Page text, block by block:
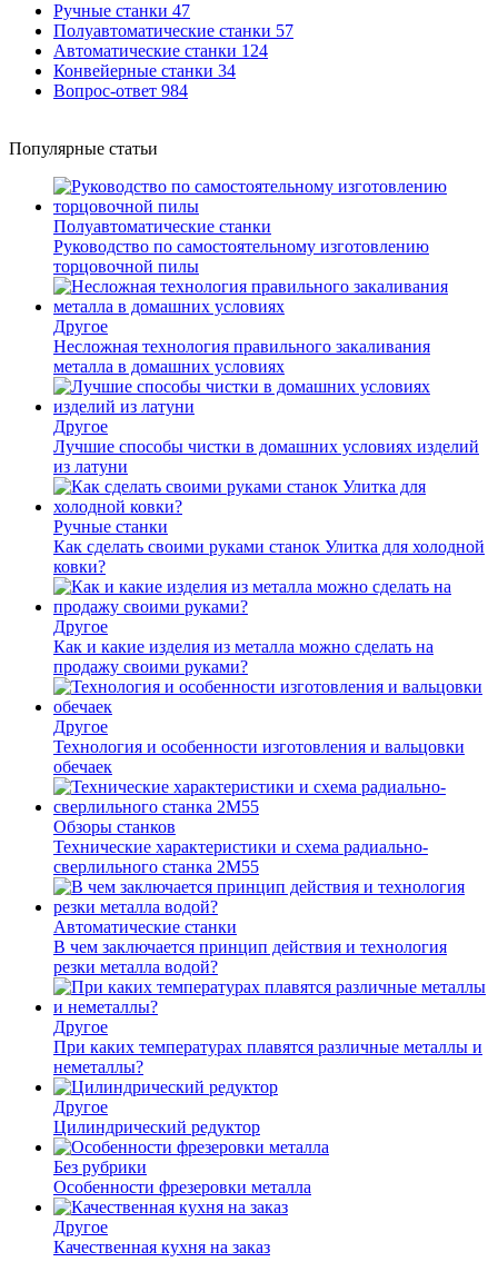
Ручные станки 47
Полуавтоматические станки 57
Автоматические станки 124
Конвейерные станки 34
Вопрос-ответ 984
Популярные статьи
Полуавтоматические станки
Руководство по самостоятельному изготовлению
торцовочной пилы
Другое
Несложная технология правильного закаливания
металла в домашних условиях
Другое
Лучшие способы чистки в домашних условиях изделий
из латуни
Ручные станки
Как сделать своими руками станок Улитка для холодной
ковки?
Другое
Как и какие изделия из металла можно сделать на
продажу своими руками?
Другое
Технология и особенности изготовления и вальцовки
обечаек
Обзоры станков
Технические характеристики и схема радиально-
сверлильного станка 2М55
Автоматические станки
В чем заключается принцип действия и технология
резки металла водой?
Другое
При каких температурах плавятся различные металлы и
неметаллы?
Другое
Цилиндрический редуктор
Без рубрики
Особенности фрезеровки металла
Другое
Качественная кухня на заказ